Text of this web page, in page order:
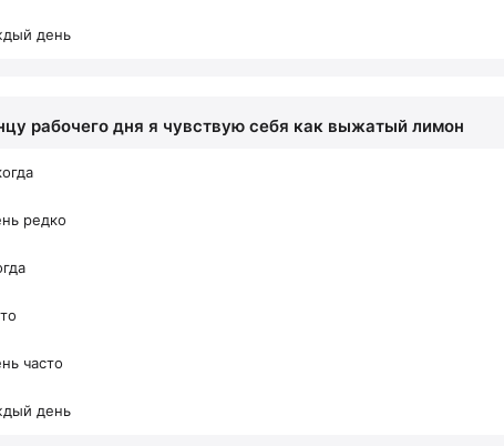
день
рабочего дня я чувствую себя как выжатый лимон
редко
часто
день